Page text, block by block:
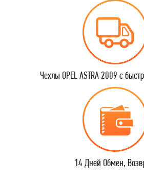
Чехлы OPEL ASTRA 2009 с
14 Дней Обмен,